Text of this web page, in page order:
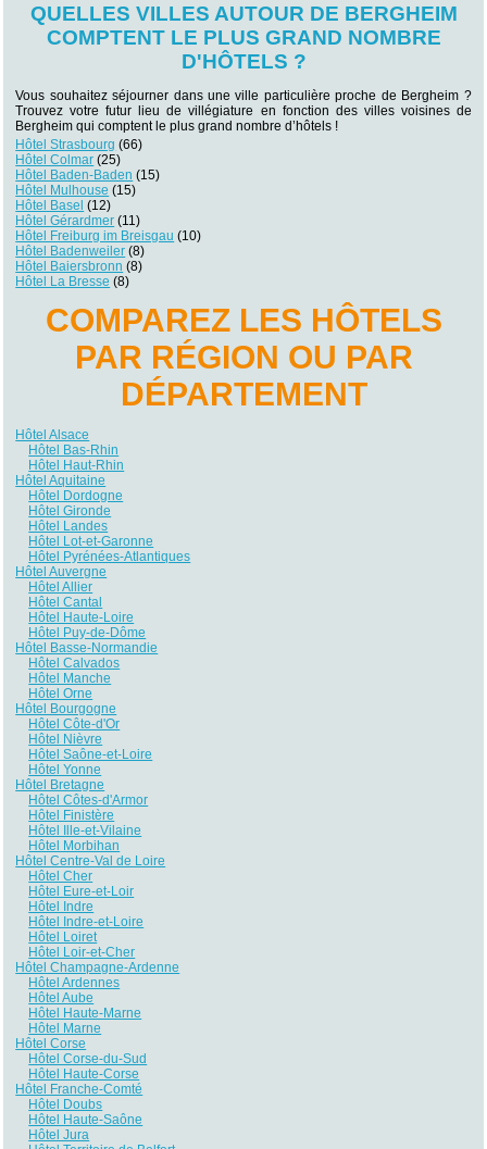
QUELLES VILLES AUTOUR DE BERGHEIM
COMPTENT LE PLUS GRAND NOMBRE
D'HÔTELS ?
Vous souhaitez séjourner dans une ville particulière proche de Bergheim ?
Trouvez votre futur lieu de villégiature en fonction des villes voisines de
Bergheim qui comptent le plus grand nombre d’hôtels !
Hôtel Strasbourg (66)
Hôtel Colmar (25)
Hôtel Baden-Baden (15)
Hôtel Mulhouse (15)
Hôtel Basel (12)
Hôtel Gérardmer (11)
Hôtel Freiburg im Breisgau (10)
Hôtel Badenweiler (8)
Hôtel Baiersbronn (8)
Hôtel La Bresse (8)
COMPAREZ LES HÔTELS
PAR RÉGION OU PAR
DÉPARTEMENT
Hôtel Alsace
Hôtel Bas-Rhin
Hôtel Haut-Rhin
Hôtel Aquitaine
Hôtel Dordogne
Hôtel Gironde
Hôtel Landes
Hôtel Lot-et-Garonne
Hôtel Pyrénées-Atlantiques
Hôtel Auvergne
Hôtel Allier
Hôtel Cantal
Hôtel Haute-Loire
Hôtel Puy-de-Dôme
Hôtel Basse-Normandie
Hôtel Calvados
Hôtel Manche
Hôtel Orne
Hôtel Bourgogne
Hôtel Côte-d'Or
Hôtel Nièvre
Hôtel Saône-et-Loire
Hôtel Yonne
Hôtel Bretagne
Hôtel Côtes-d'Armor
Hôtel Finistère
Hôtel Ille-et-Vilaine
Hôtel Morbihan
Hôtel Centre-Val de Loire
Hôtel Cher
Hôtel Eure-et-Loir
Hôtel Indre
Hôtel Indre-et-Loire
Hôtel Loiret
Hôtel Loir-et-Cher
Hôtel Champagne-Ardenne
Hôtel Ardennes
Hôtel Aube
Hôtel Haute-Marne
Hôtel Marne
Hôtel Corse
Hôtel Corse-du-Sud
Hôtel Haute-Corse
Hôtel Franche-Comté
Hôtel Doubs
Hôtel Haute-Saône
Hôtel Jura